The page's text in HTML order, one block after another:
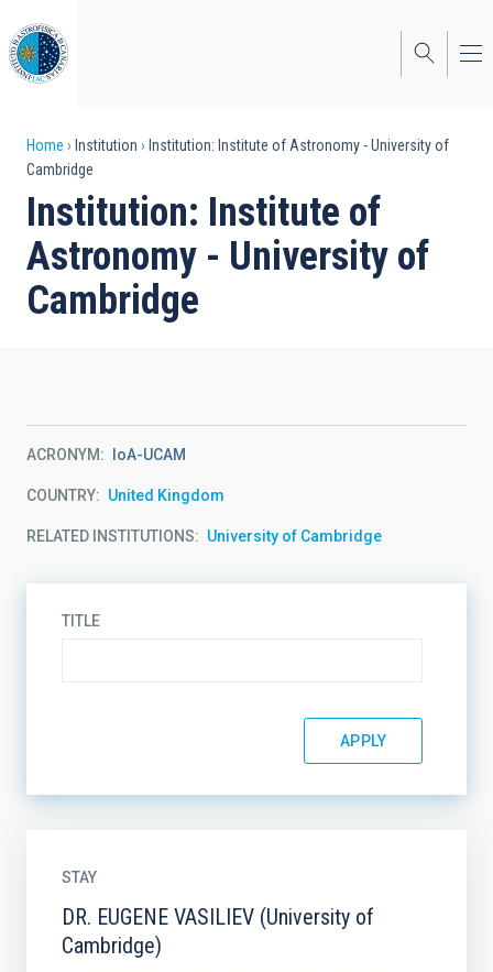
to
main
content
Breadcrumb
Home Institution
Institution: Institute of Astronomy - University of
Cambridge
Institution: Institute of
Astronomy - University of
Cambridge
ACRONYM IoA-UCAM
COUNTRY United Kingdom
RELATED INSTITUTIONS University of Cambridge
TITLE
STAY
DR. EUGENE VASILIEV (University of
Cambridge)